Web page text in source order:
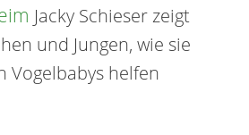
Jacky Schieser zeigt
und Jungen, wie sie
Vogelbabys helfen